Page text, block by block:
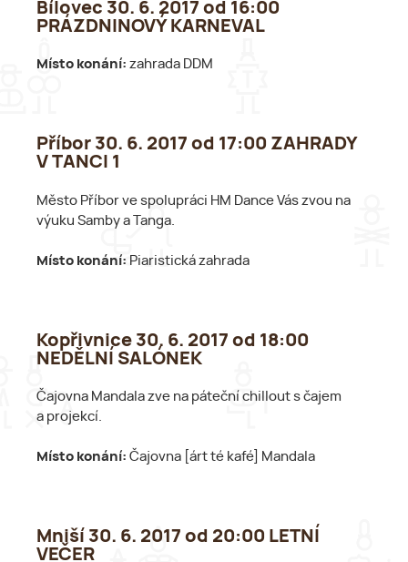
Bílovec 30. 6. 2017 od 16:00
PRÁZDNINOVÝ KARNEVAL
Místo konání: zahrada DDM
Příbor 30. 6. 2017 od 17:00 ZAHRADY
V TANCI 1
Město Příbor ve spolupráci HM Dance Vás zvou na
výuku Samby a Tanga.
Místo konání: Piaristická zahrada
Kopřivnice 30. 6. 2017 od 18:00
NEDĚLNÍ SALÓNEK
Čajovna Mandala zve na páteční chillout s čajem
a projekcí.
Místo konání: Čajovna [árt té kafé] Mandala
Mniší 30. 6. 2017 od 20:00 LETNÍ
VEČER